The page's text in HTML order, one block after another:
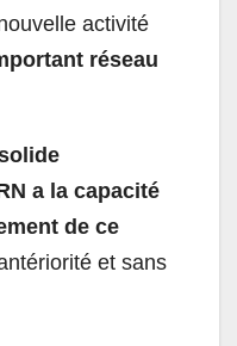
activité
réseau
a la capacité
de ce
et sans